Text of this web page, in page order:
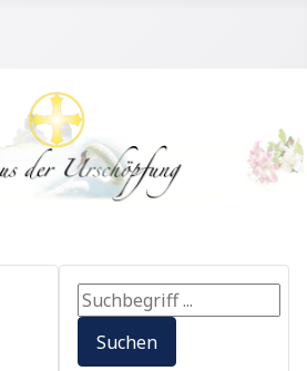
Search ...
Suchen